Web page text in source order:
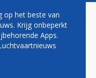
keert om boven
op het beste van
Krijg onbeperkt
Apps.